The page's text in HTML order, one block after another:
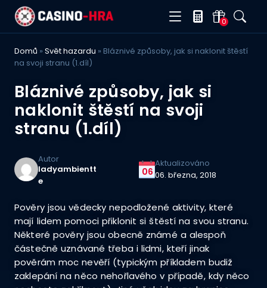
0
Domů » Svět hazardu » Bláznivé způsoby, jak si naklonit štěstí
na svoji stranu (1.díl)
Bláznivé způsoby, jak si
naklonit štěstí na svoji
stranu (1.díl)
Autor
ladyambientt
e
06
Aktualizováno
06. března, 2018
Pověry jsou vědecky nepodložené aktivity, které
mají lidem pomoci přiklonit si štěstí na svou stranu.
Některé pověry jsou obecně známé a alespoň
částečně uznávané třeba i lidmi, kteří jinak
pověrám moc nevěří (typickým příkladem budiž
zaklepání na něco nehořlavého v případě, kdy něco